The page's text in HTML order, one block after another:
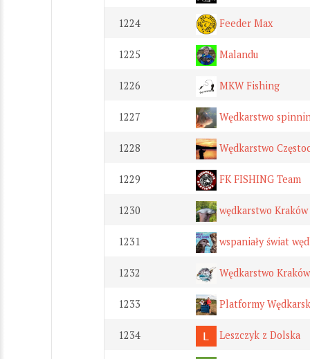
1224 Feeder Max
1225 Malandu
1226 MKW Fishing
1227 Wędkarstwo
1228 Wędkarstwo
1229 FK FISHING Team
1230 wędkarstwo Kraków
1231 wspaniały świat
1232 Wędkarstwo Kraków
1233 Platformy
1234 Leszczyk z Dolska